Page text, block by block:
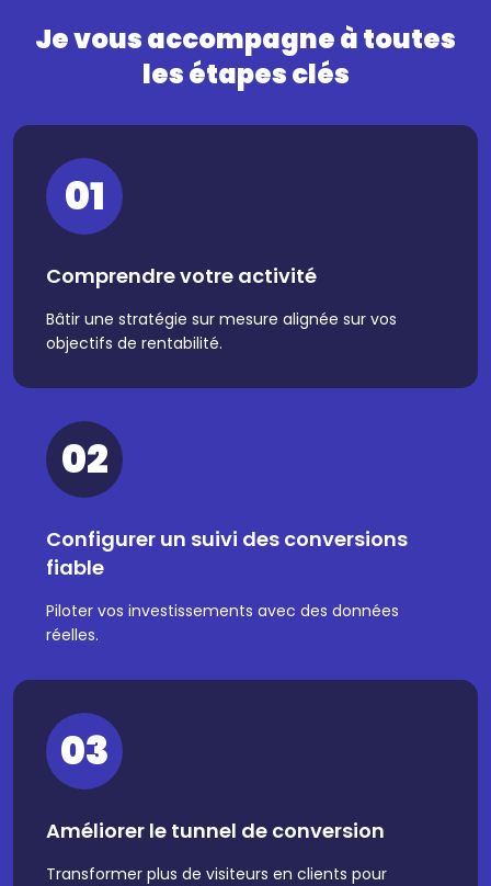
Je vous accompagne à toutes
les étapes clés
01
Comprendre votre activité
Bâtir une stratégie sur mesure alignée sur vos
objectifs de rentabilité.
02
Configurer un suivi des conversions
fiable
Piloter vos investissements avec des données
réelles.
03
Améliorer le tunnel de conversion
Transformer plus de visiteurs en clients pour